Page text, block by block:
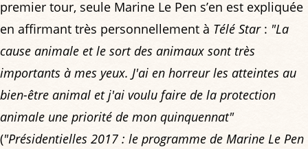
premier tour, seule Marine Le Pen s’en est expliquée
en affirmant très personnellement à Télé Star: "La
cause animale et le sort des animaux sont très
importants à mes yeux. J'ai en horreur les atteintes au
bien-être animal et j'ai voulu faire de la protection
animale une priorité de mon quinquennat"
("Présidentielles 2017 : le programme de Marine Le Pen